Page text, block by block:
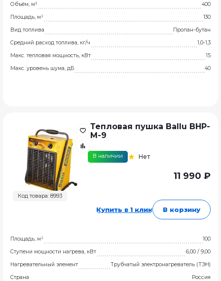
Объём, м³
400
Площадь, м²
130
Вид топлива
Пропан-бутан
Средний расход топлива, кг/ч
1,0-1,3
Макс. тепловая мощность, кВт
15
Макс. уровень шума, дБ
40
Код товара: 8993
Тепловая пушка Ballu BHP-
M-9
В наличии Нет
11 990 ₽
Купить в 1 клик В корзину
Площадь, м²
100
Ступени мощности нагрева, кВт
6,00 / 9,00
Нагревательный элемент
Трубчатый электронагреватель (ТЭН)
Страна
Россия